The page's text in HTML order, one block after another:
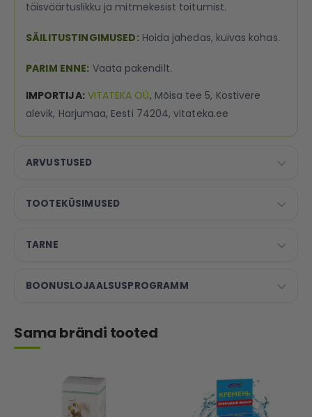
ARVUSTUSED
TOOTEKÜSIMUSED
TARNE
BOONUSLOJAALSUSPROGRAMM
täisväärtuslikku ja mitmekesist toitumist.
SÄILITUSTINGIMUSED:Hoida jahedas, kuivas kohas.
PARIM ENNE: Vaata pakendilt.
IMPORTIJA: VITATEKA OÜ, Mõisa tee 5, Kostivere
alevik, Harjumaa, Eesti 74204, vitateka.ee
Sama brändi tooted